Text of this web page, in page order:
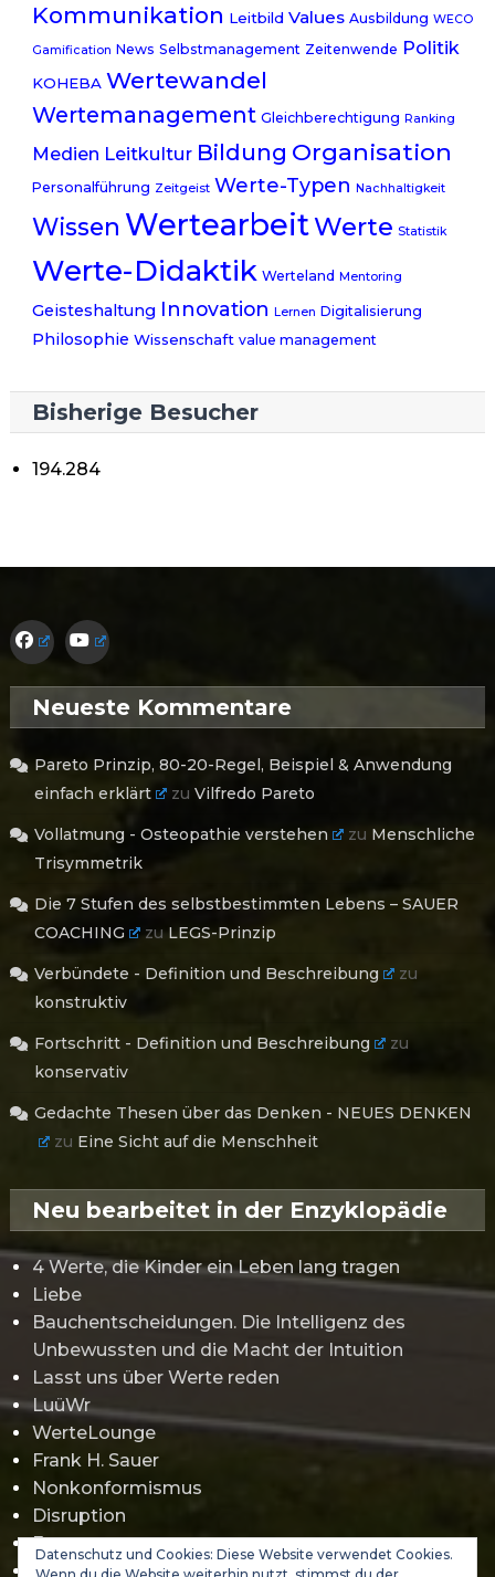
Kommunikation Leitbild Values Ausbildung WECO
Gamification News Selbstmanagement Zeitenwende Politik
KOHEBA Wertewandel
Wertemanagement Gleichberechtigung Ranking
Medien Leitkultur Bildung Organisation
Personalführung Zeitgeist Werte-Typen Nachhaltigkeit
Wissen WertearbeitWerte Statistik
Werte-Didaktik Werteland Mentoring
Geisteshaltung Innovation Lernen Digitalisierung
Philosophie Wissenschaft value management
Bisherige Besucher
194.284
Neueste Kommentare
Pareto Prinzip, 80-20-Regel, Beispiel & Anwendung
einfach erklärt
zuVilfredo Pareto
Vollatmung - Osteopathie verstehen zu Menschliche
Trisymmetrik
Die 7 Stufen des selbstbestimmten Lebens – SAUER
COACHING
zu LEGS-Prinzip
Verbündete - Definition und Beschreibung
zu
konstruktiv
Fortschritt - Definition und Beschreibung
zu
konservativ
Gedachte Thesen über das Denken - NEUES DENKEN
zu Eine Sicht auf die Menschheit
Neu bearbeitet in der Enzyklopädie
4 Werte, die Kinder ein Leben lang tragen
Liebe
Bauchentscheidungen. Die Intelligenz des
Unbewussten und die Macht der Intuition
Lasst uns über Werte reden
LuüWr
WerteLounge
Frank H. Sauer
Nonkonformismus
Disruption
Erwartungsmanagement
Gamification
Datenschutz und Cookies: Diese Website verwendet Cookies.